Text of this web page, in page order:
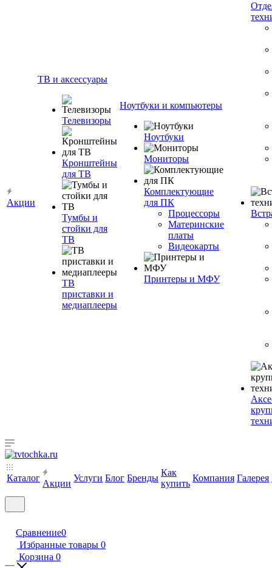
Акции
ТВ и аксессуары
Телевизоры
Кронштейны
для ТВ
Тумбы и
стойки для
ТВ
ТВ
приставки и
медиаплееры
Ноутбуки и компьютеры
Ноутбуки
Мониторы
Комплектующие
для ПК
Процессоры
Материнские
платы
Видеокарты
Принтеры и МФУ
Каталог
Акции
Услуги Блог Бренды
Как
купить
Компания Галерея
Сравнение0
Избранные товары 0
Корзина 0